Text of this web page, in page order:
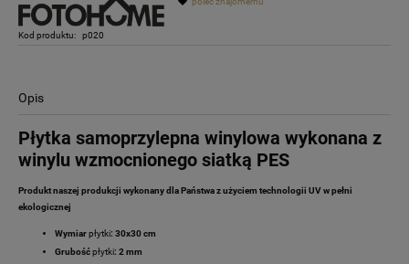
Kod produktu: p020
Opis
Płytka samoprzylepna winylowa wykonana z
winylu wzmocnionego siatką PES
Produkt naszej produkcji wykonany dla Państwa z użyciem technologii UV w pełni
ekologicznej
Wymiarpłytki: 30x30 cm
Grubośćpłytki: 2 mm